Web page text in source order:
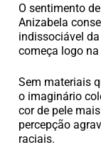
O sentimento
Anizabela
indissociável
começa logo na
Sem materiais
o imaginário
cor de pele
percepção
raciais.